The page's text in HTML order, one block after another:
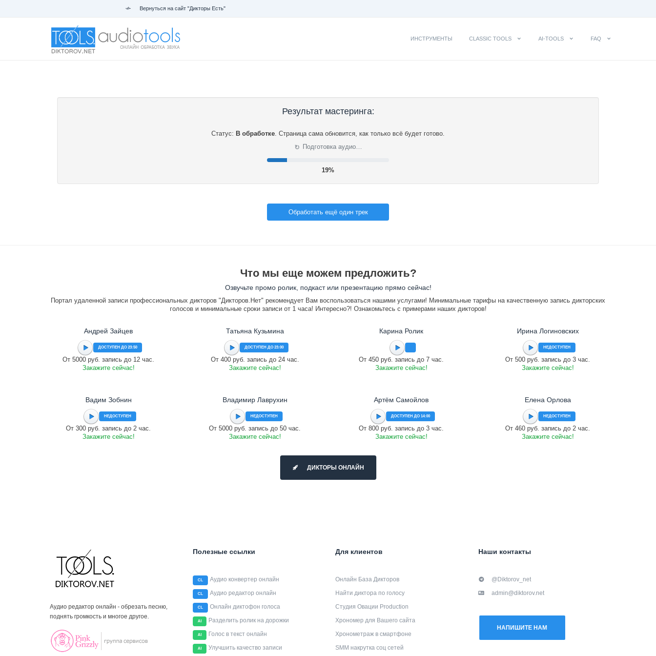
Вернуться на сайт "Дикторы Есть"
ИНСТРУМЕНТЫ CLASSIC TOOLS AI-TOOLS FAQ
Результат мастеринга:
Статус: В обработке. Страница сама обновится, как только всё будет готово.
⟳ Подготовка аудио…
20%
Обработать ещё один трек
Что мы еще можем предложить?
Озвучьте промо ролик, подкаст или презентацию прямо сейчас!
Портал удаленной записи профессиональных дикторов "Дикторов.Нет" рекомендует Вам воспользоваться нашими услугами! Минимальные тарифы на качественную запись дикторских
голосов и минимальные сроки записи от 1 часа! Интересно?! Ознакомьтесь с примерами наших дикторов!
Андрей Зайцев
ДОСТУПЕН ДО 23:50
От 5000 руб. запись до 12 час.
Закажите сейчас!
Татьяна Кузьмина
ДОСТУПЕН ДО 23:00
От 400 руб. запись до 24 час.
Закажите сейчас!
Карина Ролик
От 450 руб. запись до 7 час.
Закажите сейчас!
Ирина Логиновских
НЕДОСТУПЕН
От 500 руб. запись до 3 час.
Закажите сейчас!
Вадим Зобнин
НЕДОСТУПЕН
От 300 руб. запись до 2 час.
Закажите сейчас!
Владимир Лаврухин
НЕДОСТУПЕН
От 5000 руб. запись до 50 час.
Закажите сейчас!
Артём Самойлов
ДОСТУПЕН ДО 14:00
От 800 руб. запись до 3 час.
Закажите сейчас!
Елена Орлова
НЕДОСТУПЕН
От 460 руб. запись до 2 час.
Закажите сейчас!
ДИКТОРЫ ОНЛАЙН
Аудио редактор онлайн - обрезать песню,
поднять громкость и многое другое.
Полезные ссылки
CL Аудио конвертер онлайн
CL Аудио редактор онлайн
CL Онлайн диктофон голоса
AI Разделить ролик на дорожки
AI Голос в текст онлайн
AI Улучшить качество записи
Для клиентов
Онлайн База Дикторов
Найти диктора по голосу
Студия Овации Production
Хрономер для Вашего сайта
Хронометраж в смартфоне
SMM накрутка соц сетей
Наши контакты
@Diktorov_net
admin@diktorov.net
НАПИШИТЕ НАМ